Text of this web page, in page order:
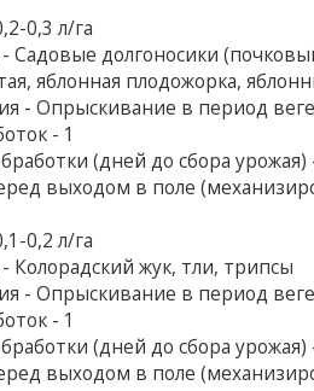
0,3 л/га
Садовые долгоносики
яблонная плодожорка,
- Опрыскивание в период
- 1
(дней до сбора урожая)
выходом в поле
0,2 л/га
Колорадский жук, тли, трипсы
- Опрыскивание в период
- 1
(дней до сбора урожая)
выходом в поле